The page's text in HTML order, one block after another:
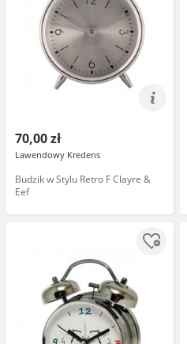
70,00 zł
Lawendowy Kredens
Budzik w Stylu Retro F Clayre &
Eef